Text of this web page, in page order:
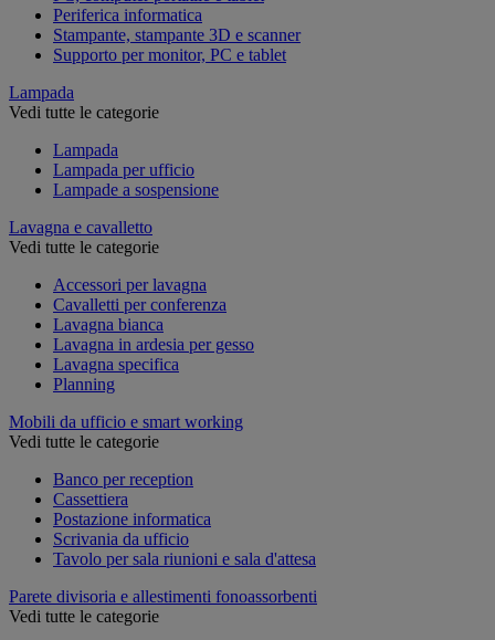
Periferica informatica
Stampante, stampante 3D e scanner
Supporto per monitor, PC e tablet
Lampada
Vedi tutte le categorie
Lampada
Lampada per ufficio
Lampade a sospensione
Lavagna e cavalletto
Vedi tutte le categorie
Accessori per lavagna
Cavalletti per conferenza
Lavagna bianca
Lavagna in ardesia per gesso
Lavagna specifica
Planning
Mobili da ufficio e smart working
Vedi tutte le categorie
Banco per reception
Cassettiera
Postazione informatica
Scrivania da ufficio
Tavolo per sala riunioni e sala d'attesa
Parete divisoria e allestimenti fonoassorbenti
Vedi tutte le categorie